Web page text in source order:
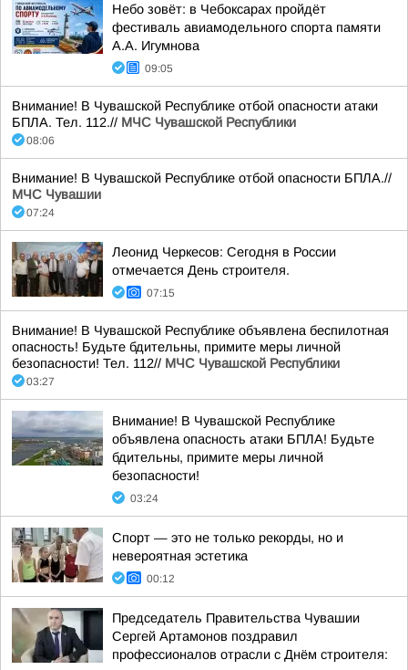
Небо зовёт: в Чебоксарах пройдёт
фестиваль авиамодельного спорта памяти
А.А. Игумнова
09:05
Внимание! В Чувашской Республике отбой опасности атаки
БПЛА. Тел. 112.// МЧС Чувашской Республики
08:06
Внимание! В Чувашской Республике отбой опасности БПЛА.//
МЧС Чувашии
07:24
Леонид Черкесов: Сегодня в России
отмечается День строителя.
07:15
Внимание! В Чувашской Республике объявлена беспилотная
опасность! Будьте бдительны, примите меры личной
безопасности! Тел. 112// МЧС Чувашской Республики
03:27
Внимание! В Чувашской Республике
объявлена опасность атаки БПЛА! Будьте
бдительны, примите меры личной
безопасности!
03:24
Спорт — это не только рекорды, но и
невероятная эстетика
00:12
Председатель Правительства Чувашии
Сергей Артамонов поздравил
профессионалов отрасли с Днём строителя: